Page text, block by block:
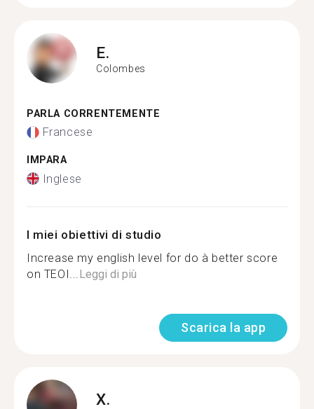
E.
Colombes
PARLA CORRENTEMENTE
Francese
IMPARA
Inglese
I miei obiettivi di studio
Increase my english level for do à better score
on TEOI... Leggi di più
Scarica la app
X.